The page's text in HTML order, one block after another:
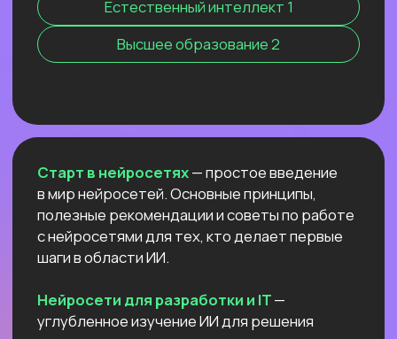
АНТИКРИЗИСНЫЙ ЭФИР
ИСТОЧНИК
ДОХОДА И ПОДСТРАХОВАТЬСЯ
ПОКА РЫНОК ТРУДА
ЛИХОРАДИТ?
Расскажем все про дорогой фриланс
в 2026 и раскроем данные нашего
большого исследования!
Узнать подробнее
Старт в нейросетях
Нейросети для разработки и IT
Нейросети для профессий вне IT
NEW